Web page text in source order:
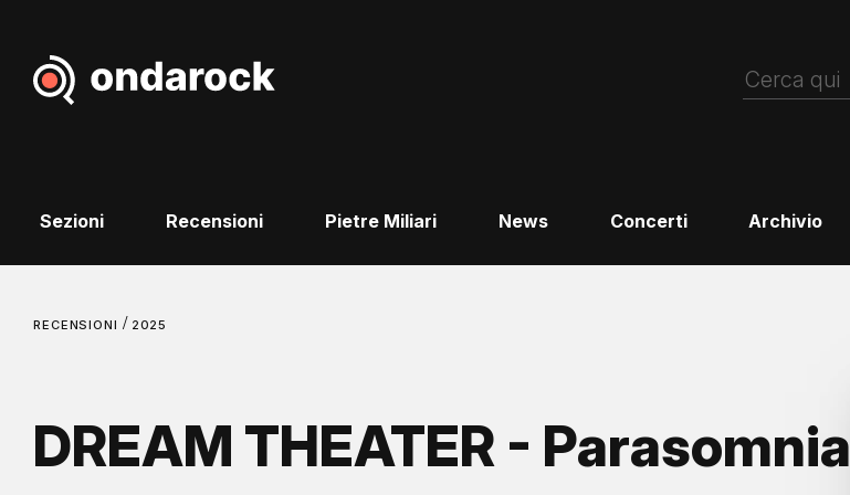
Sezioni Recensioni Pietre Miliari News Concerti Archivio
RECENSIONI / 2025
DREAM THEATER - Parasomnia